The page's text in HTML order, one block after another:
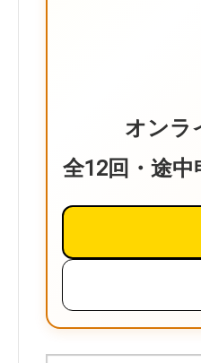
オンラ
全12回・途